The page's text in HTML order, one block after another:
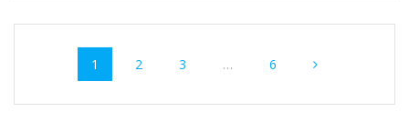
Navegación
Página
1 Página
2 Página
3 … Página
6